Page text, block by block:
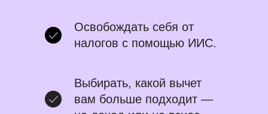
Освобождать себя от
налогов с помощью ИИС.
Выбирать, какой вычет
вам больше подходит —